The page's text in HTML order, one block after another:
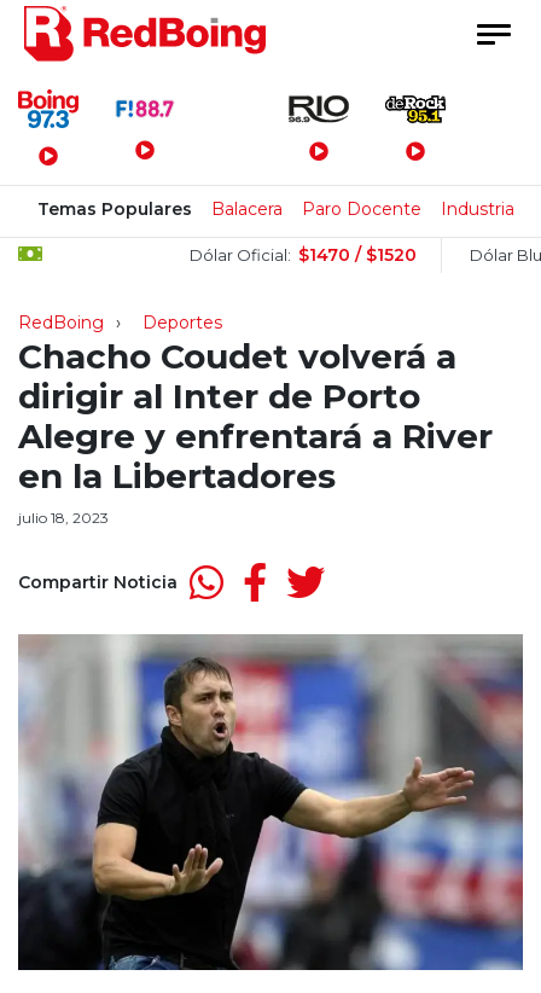
Menú Principal
Temas Populares Balacera Paro Docente Industria
Dólar Oficial: $1470 / $1520 Dólar Blue:
RedBoing Deportes
Chacho Coudet volverá a
dirigir al Inter de Porto
Alegre y enfrentará a River
en la Libertadores
julio 18, 2023
Compartir Noticia